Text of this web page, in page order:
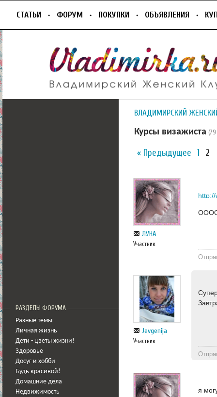
СТАТЬИ ФОРУМ ПОКУПКИ ОБЪЯВЛЕНИЯ
РАЗДЕЛЫ ФОРУМА
Разные темы
Личная жизнь
Дети - цветы жизни!
Здоровье
Досуг и хобби
Будь красивой!
Домашние дела
Недвижимость
ВЛАДИМИРСКИЙ
Курсы визажиста
« Предыдущее 1 2
ЛУНА
Участник
Jevgenija
Участник
я